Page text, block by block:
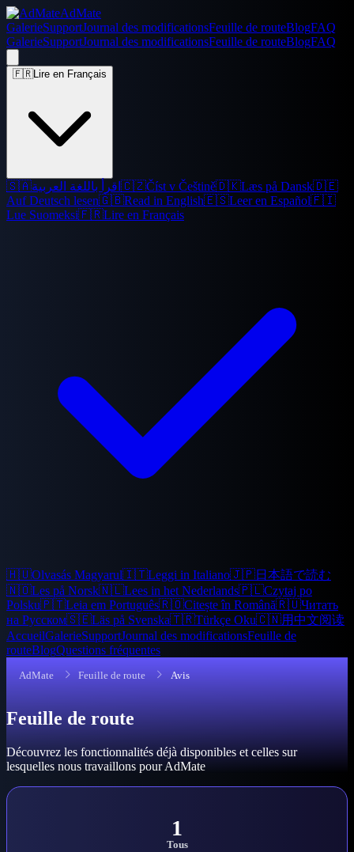
AdMate
GalerieSupportJournal des modificationsFeuille de routeBlogFAQ
GalerieSupportJournal des modificationsFeuille de routeBlogFAQ
🇫🇷Lire en Français
🇸🇦اقرأ باللغة العربية 🇨🇿Číst v Češtině🇩🇰Læs på Dansk🇩🇪
Auf Deutsch lesen🇬🇧Read in English🇪🇸Leer en Español🇫🇮
Lue Suomeksi🇫🇷Lire en Français
🇭🇺Olvasás Magyarul🇮🇹Leggi in Italiano🇯🇵日本語で読む
🇳🇴Les på Norsk🇳🇱Lees in het Nederlands🇵🇱Czytaj po
Polsku🇵🇹Leia em Português🇷🇴Citește în Română🇷🇺Читать
на Русском🇸🇪Läs på Svenska🇹🇷Türkçe Oku🇨🇳用中文阅读
AccueilGalerieSupportJournal des modificationsFeuille de
routeBlogQuestions fréquentes
AdMate Feuille de route Avis
Feuille de route
Découvrez les fonctionnalités déjà disponibles et celles sur
lesquelles nous travaillons pour AdMate
1
Tous